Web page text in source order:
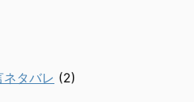
タバレ (2)